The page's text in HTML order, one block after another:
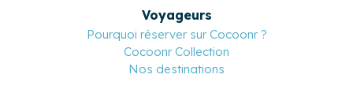
Voyageurs
Pourquoi réserver sur Cocoonr ?
Cocoonr Collection
Nos destinations